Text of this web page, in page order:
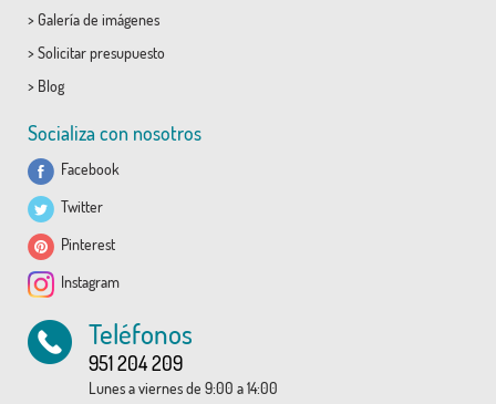
> Galería de imágenes
> Solicitar presupuesto
> Blog
Socializa con nosotros
Facebook
Twitter
Pinterest
Instagram
Teléfonos
951 204 209
Lunes a viernes de 9:00 a 14:00